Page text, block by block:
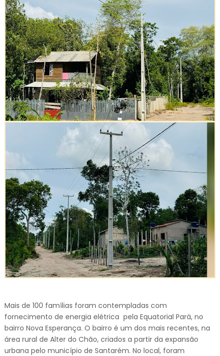
Mais de 100 famílias foram contempladas com
fornecimento de energia elétrica pela Equatorial Pará, no
bairro Nova Esperança. O bairro é um dos mais recentes, na
área rural de Alter do Chão, criados a partir da expansão
urbana pelo município de Santarém. No local, foram